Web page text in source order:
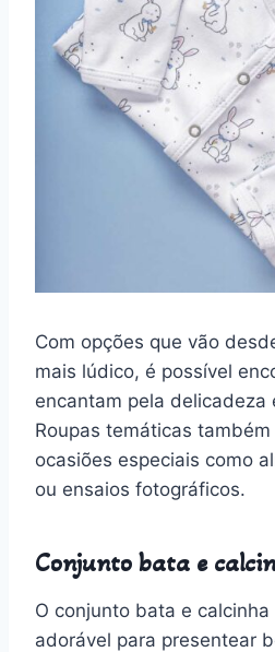
Com opções que vão
mais lúdico, é possível
encantam pela delicadeza
Roupas temáticas
ocasiões especiais como
ou ensaios fotográficos.
Conjunto bata e
O conjunto bata e
adorável para presentear